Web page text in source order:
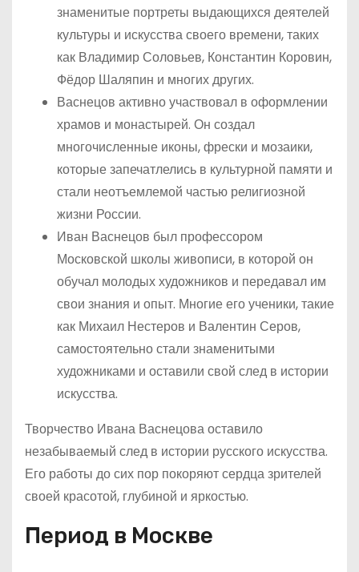
знаменитые портреты выдающихся деятелей
культуры и искусства своего времени, таких
как Владимир Соловьев, Константин Коровин,
Фёдор Шаляпин и многих других.
Васнецов активно участвовал в оформлении
храмов и монастырей. Он создал
многочисленные иконы, фрески и мозаики,
которые запечатлелись в культурной памяти и
стали неотъемлемой частью религиозной
жизни России.
Иван Васнецов был профессором
Московской школы живописи, в которой он
обучал молодых художников и передавал им
свои знания и опыт. Многие его ученики, такие
как Михаил Нестеров и Валентин Серов,
самостоятельно стали знаменитыми
художниками и оставили свой след в истории
искусства.
Творчество Ивана Васнецова оставило
незабываемый след в истории русского искусства.
Его работы до сих пор покоряют сердца зрителей
своей красотой, глубиной и яркостью.
Период в Москве